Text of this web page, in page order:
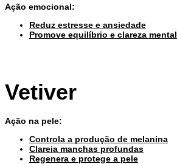
Ação emocional:
Reduz estresse e ansiedade
Promove equilíbrio e clareza mental
Vetiver
Ação na pele:
Controla a produção de melanina
Clareia manchas profundas
Regenera e protege a pele